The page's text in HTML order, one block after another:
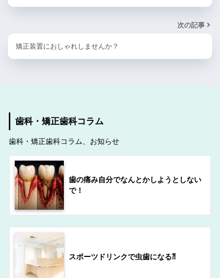
次の記事
矯正装置におしゃれしませんか？
歯科・矯正歯科コラム
歯科・矯正歯科コラム、お知らせ
歯の痛み自分でなんとかしようとしない
で！
スポーツドリンクで虫歯になる⁈